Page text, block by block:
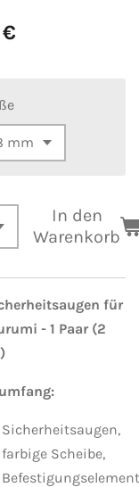
€
In den
Warenkorb
für
- 1 Paar (2
Sicherheitsaugen,
farbige Scheibe,